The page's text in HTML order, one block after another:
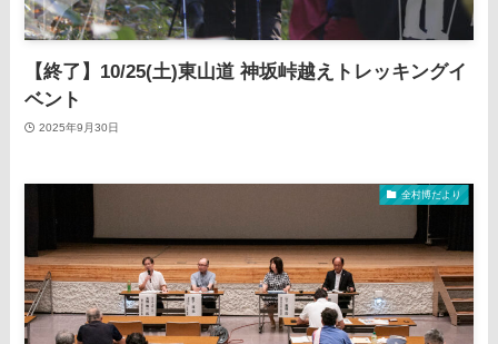
【終了】10/25(土)東山道 神坂峠越えトレッキングイ
ベント
2025年9月30日
全村博だより